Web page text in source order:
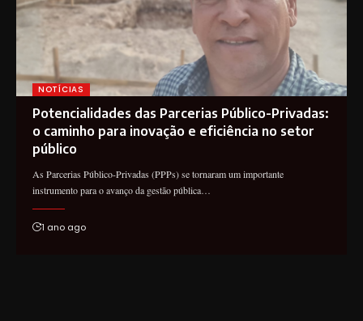
NOTÍCIAS
Potencialidades das Parcerias Público-Privadas:
o caminho para inovação e eficiência no setor
público
As Parcerias Público-Privadas (PPPs) se tornaram um importante
instrumento para o avanço da gestão pública…
1 ano ago